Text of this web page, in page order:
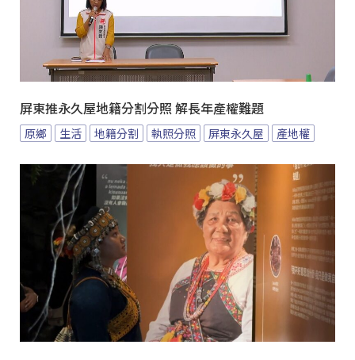
屏東推永久屋地籍分割分照 解長年產權難題
原鄉 生活 地籍分割 執照分照 屏東永久屋 產地權